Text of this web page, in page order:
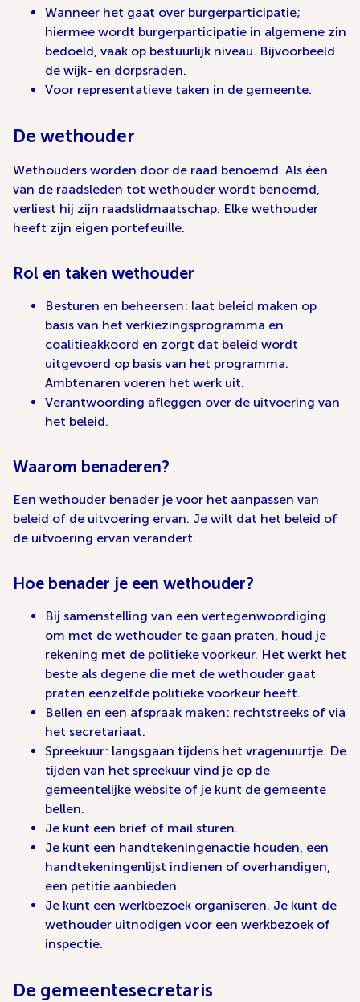
Wanneer het gaat over burgerparticipatie;
hiermee wordt burgerparticipatie in algemene zin
bedoeld, vaak op bestuurlijk niveau. Bijvoorbeeld
de wijk- en dorpsraden.
Voor representatieve taken in de gemeente.
De wethouder
Wethouders worden door de raad benoemd. Als één
van de raadsleden tot wethouder wordt benoemd,
verliest hij zijn raadslidmaatschap. Elke wethouder
heeft zijn eigen portefeuille.
Rol en taken wethouder
Besturen en beheersen: laat beleid maken op
basis van het verkiezingsprogramma en
coalitieakkoord en zorgt dat beleid wordt
uitgevoerd op basis van het programma.
Ambtenaren voeren het werk uit.
Verantwoording afleggen over de uitvoering van
het beleid.
Waarom benaderen?
Een wethouder benader je voor het aanpassen van
beleid of de uitvoering ervan. Je wilt dat het beleid of
de uitvoering ervan verandert.
Hoe benader je een wethouder?
Bij samenstelling van een vertegenwoordiging
om met de wethouder te gaan praten, houd je
rekening met de politieke voorkeur. Het werkt het
beste als degene die met de wethouder gaat
praten eenzelfde politieke voorkeur heeft.
Bellen en een afspraak maken: rechtstreeks of via
het secretariaat.
Spreekuur: langsgaan tijdens het vragenuurtje. De
tijden van het spreekuur vind je op de
gemeentelijke website of je kunt de gemeente
bellen.
Je kunt een brief of mail sturen.
Je kunt een handtekeningenactie houden, een
handtekeningenlijst indienen of overhandigen,
een petitie aanbieden.
Je kunt een werkbezoek organiseren. Je kunt de
wethouder uitnodigen voor een werkbezoek of
inspectie.
De gemeentesecretaris